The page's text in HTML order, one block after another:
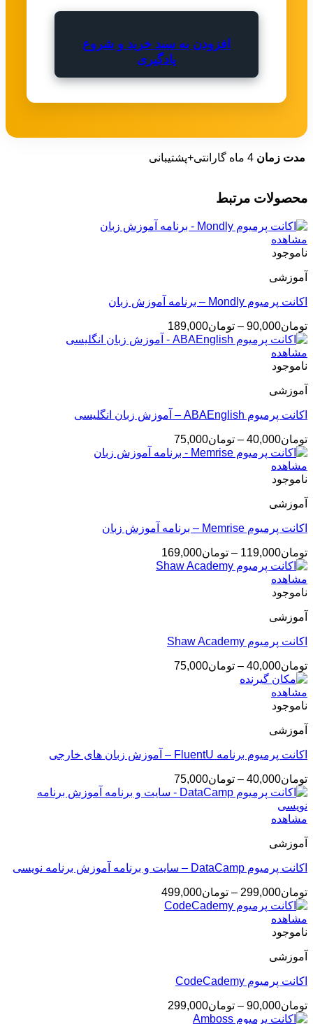
افزودن به سبد خرید و شروع
یادگیری
مدت زمان 4 ماه گارانتی+پشتیبانی
محصولات مرتبط
مشاهده
ناموجود
آموزشی
اکانت پرمیوم Mondly – برنامه آموزش زبان
تومان90,000
– تومان189,000
قیمت:
مشاهده
ناموجود
آموزشی
اکانت پرمیوم ABAEnglish – آموزش زبان انگلیسی
تومان40,000
– تومان75,000محدوده
قیمت:
مشاهده
ناموجود
آموزشی
اکانت پرمیوم Memrise – برنامه آموزش زبان
تومان119,000
– تومان169,000
قیمت:
مشاهده
ناموجود
آموزشی
اکانت پرمیوم Shaw Academy
تومان40,000
– تومان75,000محدوده
مشاهده
ناموجود
آموزشی
اکانت پرمیوم برنامه FluentU – آموزش زبان های خارجی
تومان40,000
– تومان75,000محدوده
قیمت:
مشاهده
آموزشی
اکانت پرمیوم DataCamp – سایت و برنامه آموزش برنامه نویسی
تومان299,000
– تومان499,000محدوده
مشاهده
ناموجود
آموزشی
اکانت پرمیوم CodeCademy
تومان90,000
– تومان299,000